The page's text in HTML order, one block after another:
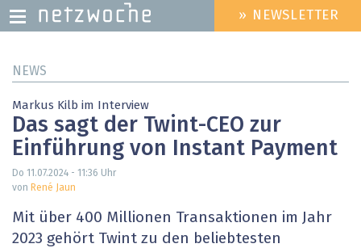
zum
HEADER
MENU
» NEWSLETTER
NEWS
Markus Kilb im Interview
Das sagt der Twint-CEO zur
Einführung von Instant Payment
Do 11.07.2024 - 11:36 Uhr
von René Jaun
Mit über 400 Millionen Transaktionen im Jahr
2023 gehört Twint zu den beliebtesten